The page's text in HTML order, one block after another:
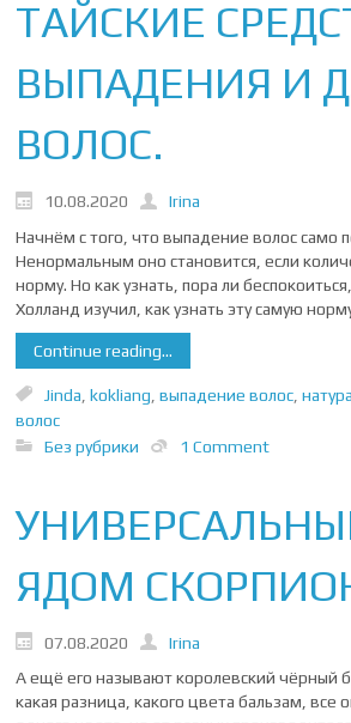
ТАЙСКИЕ
ВЫПАДЕНИЯ И
ВОЛОС.
10.08.2020
Irina
Начнём с того, что выпадение волос само
Ненормальным оно становится, если
норму. Но как узнать, пора ли
Холланд изучил, как узнать эту самую
Continue reading...
Jinda kokliang выпадение волос,
волос
Без рубрики
1 Comment
ЯДОМ
07.08.2020
Irina
А ещё его называют королевский чёрный
какая разница, какого цвета бальзам,